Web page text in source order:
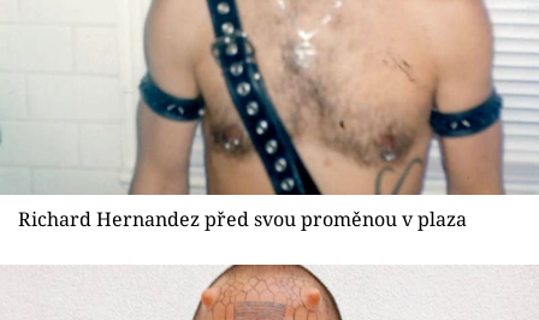
Sledujte prima+
Přihlášení
Richard Hernandez před svou proměnou v plaza